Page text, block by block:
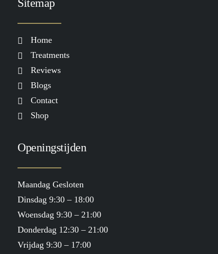
Sitemap
Home
Treatments
Reviews
Blogs
Contact
Shop
Openingstijden
Maandag Gesloten
Dinsdag 9:30 – 18:00
Woensdag 9:30 – 21:00
Donderdag 12:30 – 21:00
Vrijdag 9:30 – 17:00